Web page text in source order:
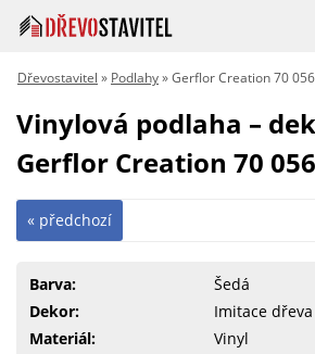
Dřevostavitel » Podlahy» Gerflor Creation 70
Vinylová podlaha –
Gerflor Creation 70
« předchozí
Barva:
Šedá
Dekor:
Imitace dřeva
Materiál:
Vinyl